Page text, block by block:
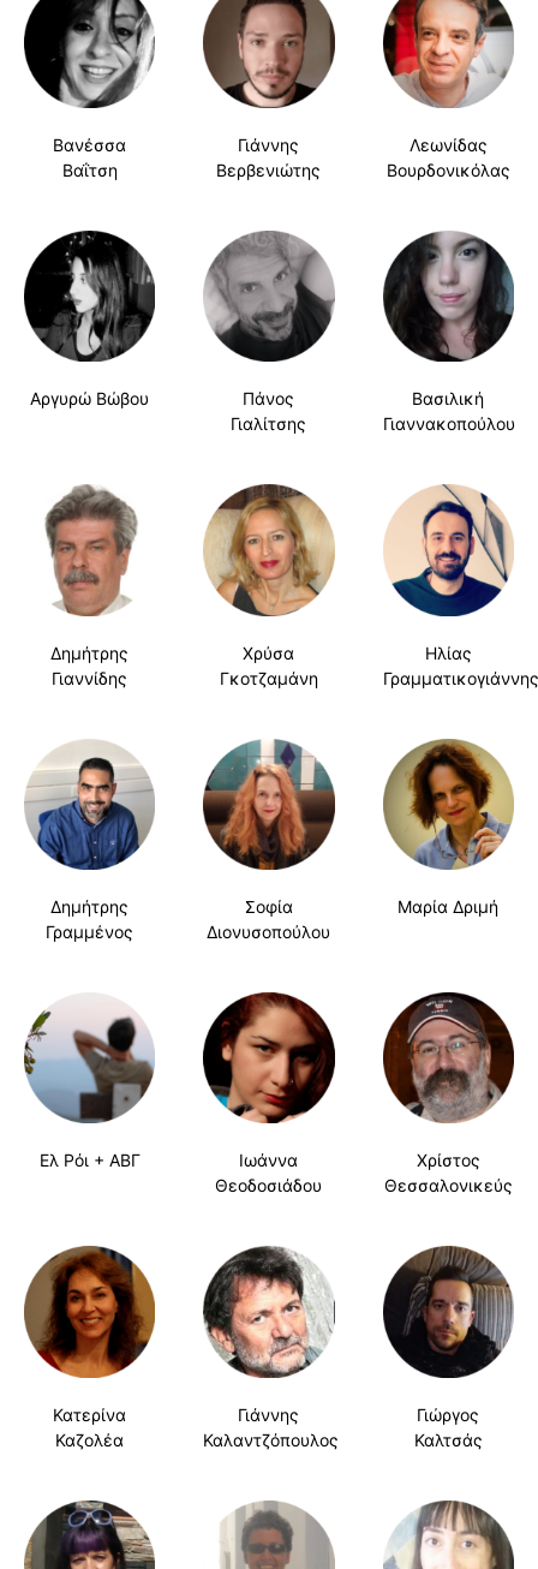
Βανέσσα
Βαΐτση
Γιάννης
Βερβενιώτης
Λεωνίδας
Βουρδονικόλας
Αργυρώ Βώβου
Πάνος
Γιαλίτσης
Βασιλική
Γιαννακοπούλου
Δημήτρης
Γιαννίδης
Χρύσα
Γκοτζαμάνη
Ηλίας
Γραμματικογιάννης
Δημήτρης
Γραμμένος
Σοφία
Διονυσοπούλου
Μαρία Δριμή
Ελ Ρόι + ΑΒΓ
Ιωάννα
Θεοδοσιάδου
Χρίστος
Θεσσαλονικεύς
Κατερίνα
Καζολέα
Γιάννης
Καλαντζόπουλος
Γιώργος
Καλτσάς